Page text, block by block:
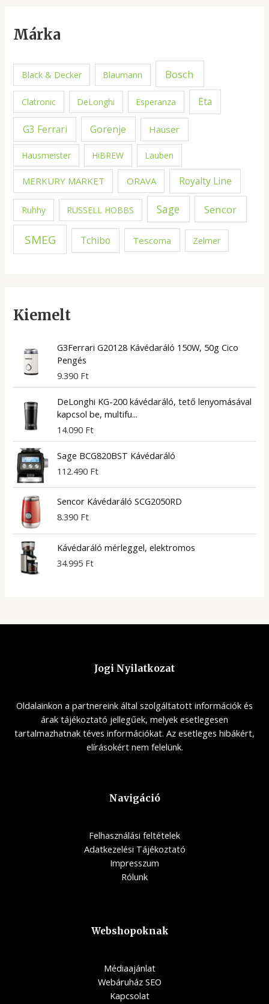
Márka
Black & Decker Blaumann Bosch
Clatronic DeLonghi Esperanza Eta
G3 Ferrari Gorenje Hauser
Hausmeister HiBREW Lauben
MERKURY MARKET ORAVA Royalty Line
Ruhhy RUSSELL HOBBS Sage Sencor
SMEG Tchibo Tescoma Zelmer
Kiemelt
G3Ferrari G20128 Kávédaráló 150W, 50g Cico
Pengés
9.390 Ft
DeLonghi KG-200 kávédaráló, tető lenyomásával
kapcsol be, multifu...
14.090 Ft
Sage BCG820BST Kávédaráló
112.490 Ft
Sencor Kávédaráló SCG2050RD
8.390 Ft
Kávédaráló mérleggel, elektromos
34.995 Ft
Jogi Nyilatkozat
Oldalainkon a partnereink által szolgáltatott információk és
árak tájékoztató jellegűek, melyek esetlegesen
tartalmazhatnak téves információkat. Az esetleges hibákért,
elírásokért nem felelünk.
Navigáció
Felhasználási feltételek
Adatkezelési Tájékoztató
Impresszum
Rólunk
Webshopoknak
Médiaajánlat
Webáruház SEO
Kapcsolat